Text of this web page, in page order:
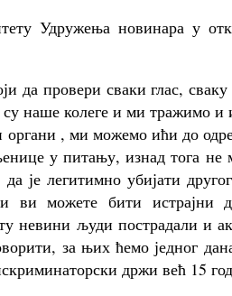
Удружења новинара у
да провери сваки глас,
су наше колеге и ми тражимо
, ми можемо ићи до
у питању, изнад тога
да је легитимно убијати
ви можете бити истрајни
невини људи пострадали и
за њих ћемо једног
држи већ 15